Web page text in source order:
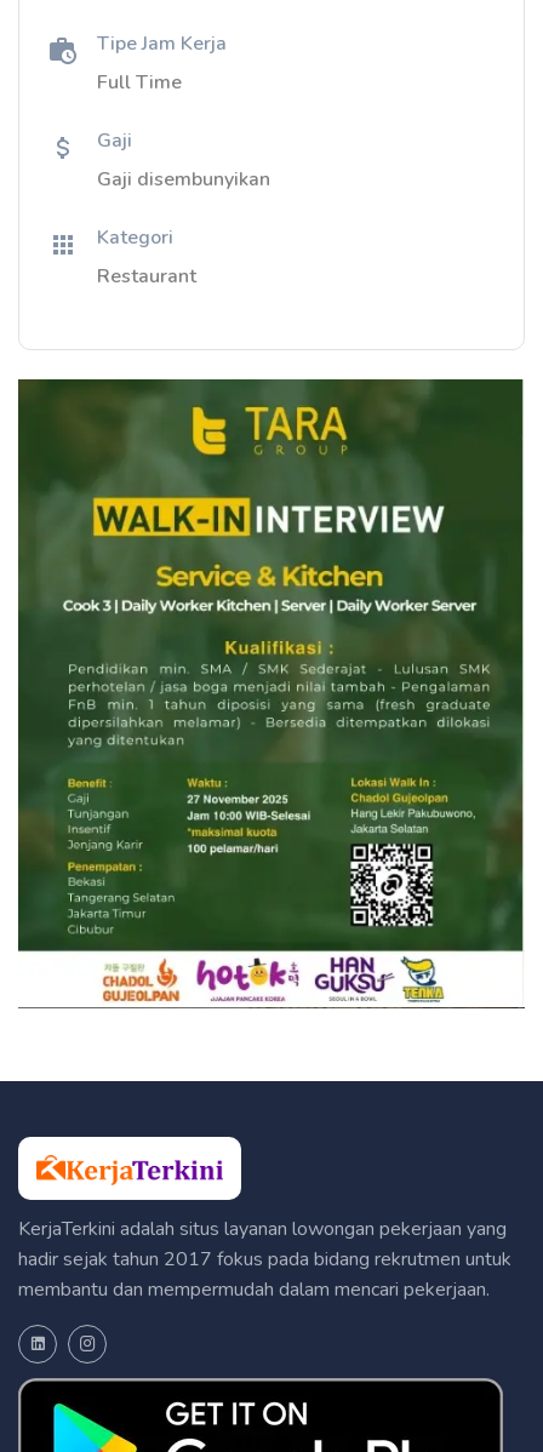
Tipe Jam Kerja
Full Time
Gaji
Gaji disembunyikan
Kategori
Restaurant
KerjaTerkini adalah situs layanan lowongan pekerjaan yang
hadir sejak tahun 2017 fokus pada bidang rekrutmen untuk
membantu dan mempermudah dalam mencari pekerjaan.